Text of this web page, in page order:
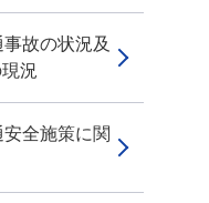
故の状況及
況
全施策に関